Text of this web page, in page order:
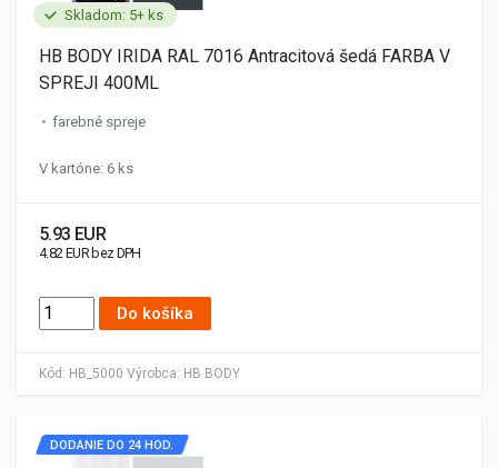
Skladom: 5+ ks
Kód: HB_5000 Výrobca: HB BODY
HB BODY IRIDA RAL 7016 Antracitová šedá FARBA V
SPREJI 400ML
farebné spreje
V kartóne: 6 ks
5.93 EUR
4.82 EUR bez DPH
Do košíka
DODANIE DO 24 HOD.